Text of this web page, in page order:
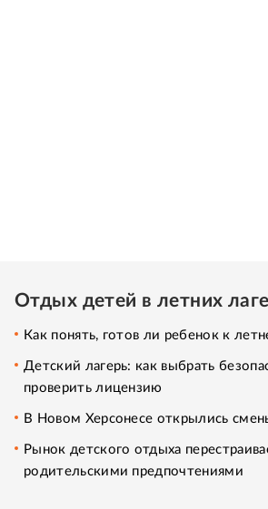
Отдых детей в летних
Как понять, готов ли ребенок к
Детский лагерь: как выбрать
проверить лицензию
В Новом Херсонесе открылись
Рынок детского отдыха
родительскими предпочтениями